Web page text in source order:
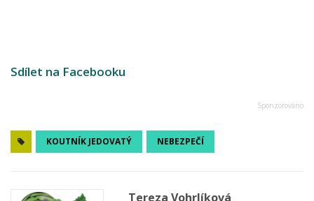
Sdílet na Facebooku
KOUTNÍK JEDOVATÝ NEBEZPEČÍ
Tereza Vohrlíková